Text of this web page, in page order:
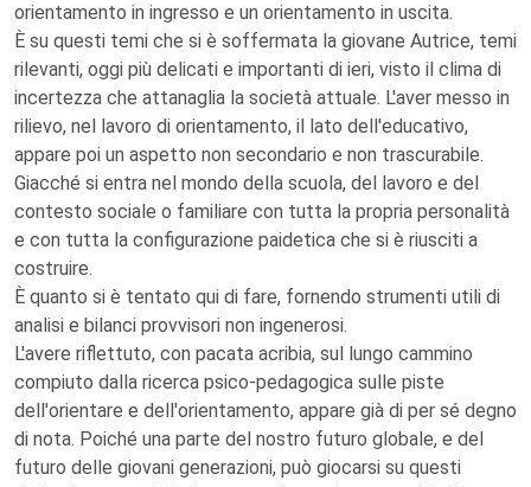
orientamento in ingresso e un orientamento in uscita.
È su questi temi che si è soffermata la giovane Autrice, temi
rilevanti, oggi più delicati e importanti di ieri, visto il clima di
incertezza che attanaglia la società attuale. L'aver messo in
rilievo, nel lavoro di orientamento, il lato dell'educativo,
appare poi un aspetto non secondario e non trascurabile.
Giacché si entra nel mondo della scuola, del lavoro e del
contesto sociale o familiare con tutta la propria personalità
e con tutta la configurazione paidetica che si è riusciti a
costruire.
È quanto si è tentato qui di fare, fornendo strumenti utili di
analisi e bilanci provvisori non ingenerosi.
L'avere riflettuto, con pacata acribia, sul lungo cammino
compiuto dalla ricerca psico-pedagogica sulle piste
dell'orientare e dell'orientamento, appare già di per sé degno
di nota. Poiché una parte del nostro futuro globale, e del
futuro delle giovani generazioni, può giocarsi su questi